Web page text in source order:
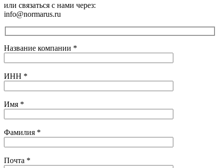
или связаться с нами через:
info@normarus.ru
Название компании *
ИНН *
Имя *
Фамилия *
Почта *